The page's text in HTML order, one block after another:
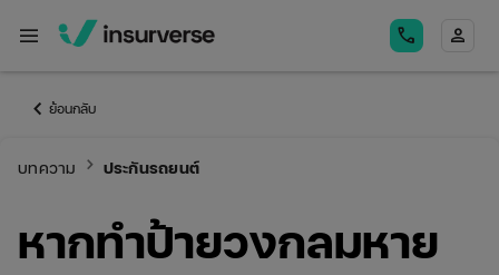
menu call person
keyboard_arrow_left ย้อนกลับ
บทความ keyboard_arrow_right ประกันรถยนต์
หากทำป้ายวงกลมหาย